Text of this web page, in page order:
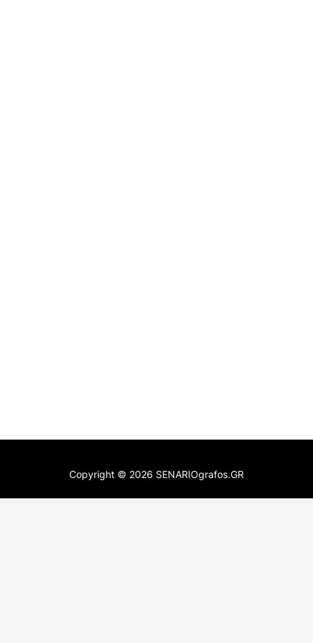
Copyright © 2026 SENARIOgrafos.GR